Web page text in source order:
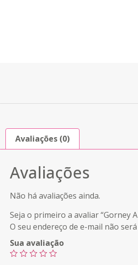
Avaliações (0)
Avaliações
Não há avaliações ainda.
Seja o primeiro a avaliar “Gorney
O seu endereço de e-mail não
Sua avaliação